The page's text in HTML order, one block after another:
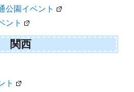
公園イベント
ント
関西
ト